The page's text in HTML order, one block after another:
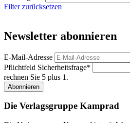
Filter zurücksetzen
Newsletter abonnieren
E-Mail-Adresse
Pflichtfeld Sicherheitsfrage*
rechnen Sie 5 plus 1.
Abonnieren
Die Verlagsgruppe Kamprad